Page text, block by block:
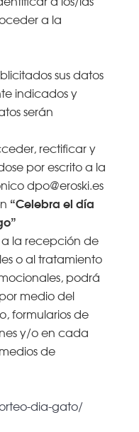
a la
sus datos
indicados y
serán
rectificar y
por escrito a la
dpo@eroski.es
“Celebra el día
a la recepción de
o al tratamiento
podrá
medio del
formularios de
y/o en cada
de
dia-gato/